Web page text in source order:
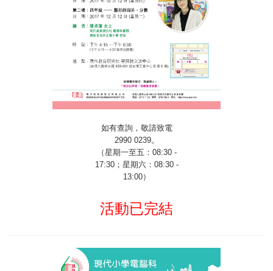
如有查詢，敬請致電
2990 0239。
（星期一至五： 08:30 -
17:30；星期六： 08:30 -
13:00）
活動已完結